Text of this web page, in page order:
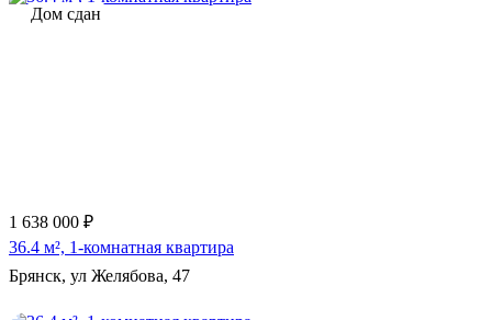
Дом сдан
1 638 000 ₽
36.4 м², 1-комнатная квартира
Брянск, ул Желябова, 47